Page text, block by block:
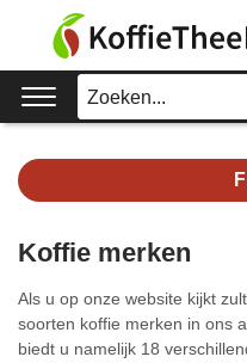
Zoeken...
Koffie merken
Als u op onze website kijkt
soorten koffie merken in ons
biedt u namelijk 18